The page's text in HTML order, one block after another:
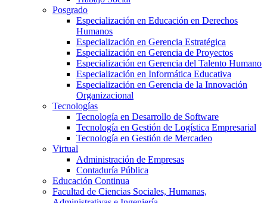
Posgrado
Especialización en Educación en Derechos
Humanos
Especialización en Gerencia Estratégica
Especialización en Gerencia de Proyectos
Especialización en Gerencia del Talento Humano
Especialización en Informática Educativa
Especialización en Gerencia de la Innovación
Organizacional
Tecnologías
Tecnología en Desarrollo de Software
Tecnología en Gestión de Logística Empresarial
Tecnología en Gestión de Mercadeo
Virtual
Administración de Empresas
Contaduría Pública
Educación Continua
Facultad de Ciencias Sociales, Humanas,